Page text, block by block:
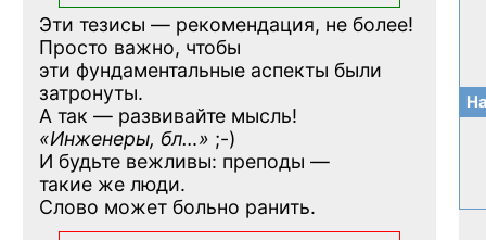
Эти тезисы — рекомендация, не более!
Просто важно, чтобы
эти фундаментальные аспекты были
затронуты.
А так — развивайте мысль!
«Инженеры, бл…» ;-)
И будьте вежливы: преподы —
такие же люди.
Слово может больно ранить.